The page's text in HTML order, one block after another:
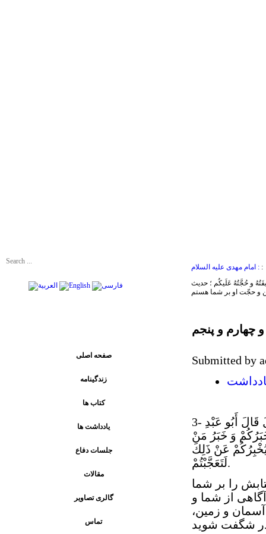
امام مهدى عليه السلام : :
و حُجَّتُهُ عَلَيكُم ؛ حديث
صفحه اصلی
زندگینامه
کتاب ها
يادداشت ها
جلسات دفاع
مقالات
گالری تصاویر
تماس
Submitted by
3- عَلِيٌّ عَنْ أَبِيهِ عَنْ عَبْدِ اللَّهِ بْنِ الْمُغِيرَةِ عَنْ سَمَاعَةَ بْنِ مِهْرَانَ قَالَ قَالَ أَبُو عَبْدِ
خَبَرُكُمْ وَ خَبَرُ مَنْ
عَنْ ذَلِكَ
لَتَعَجَّبْتُمْ.
را بر شما
از شما و
و زمين،